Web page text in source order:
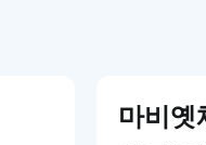
마비옛